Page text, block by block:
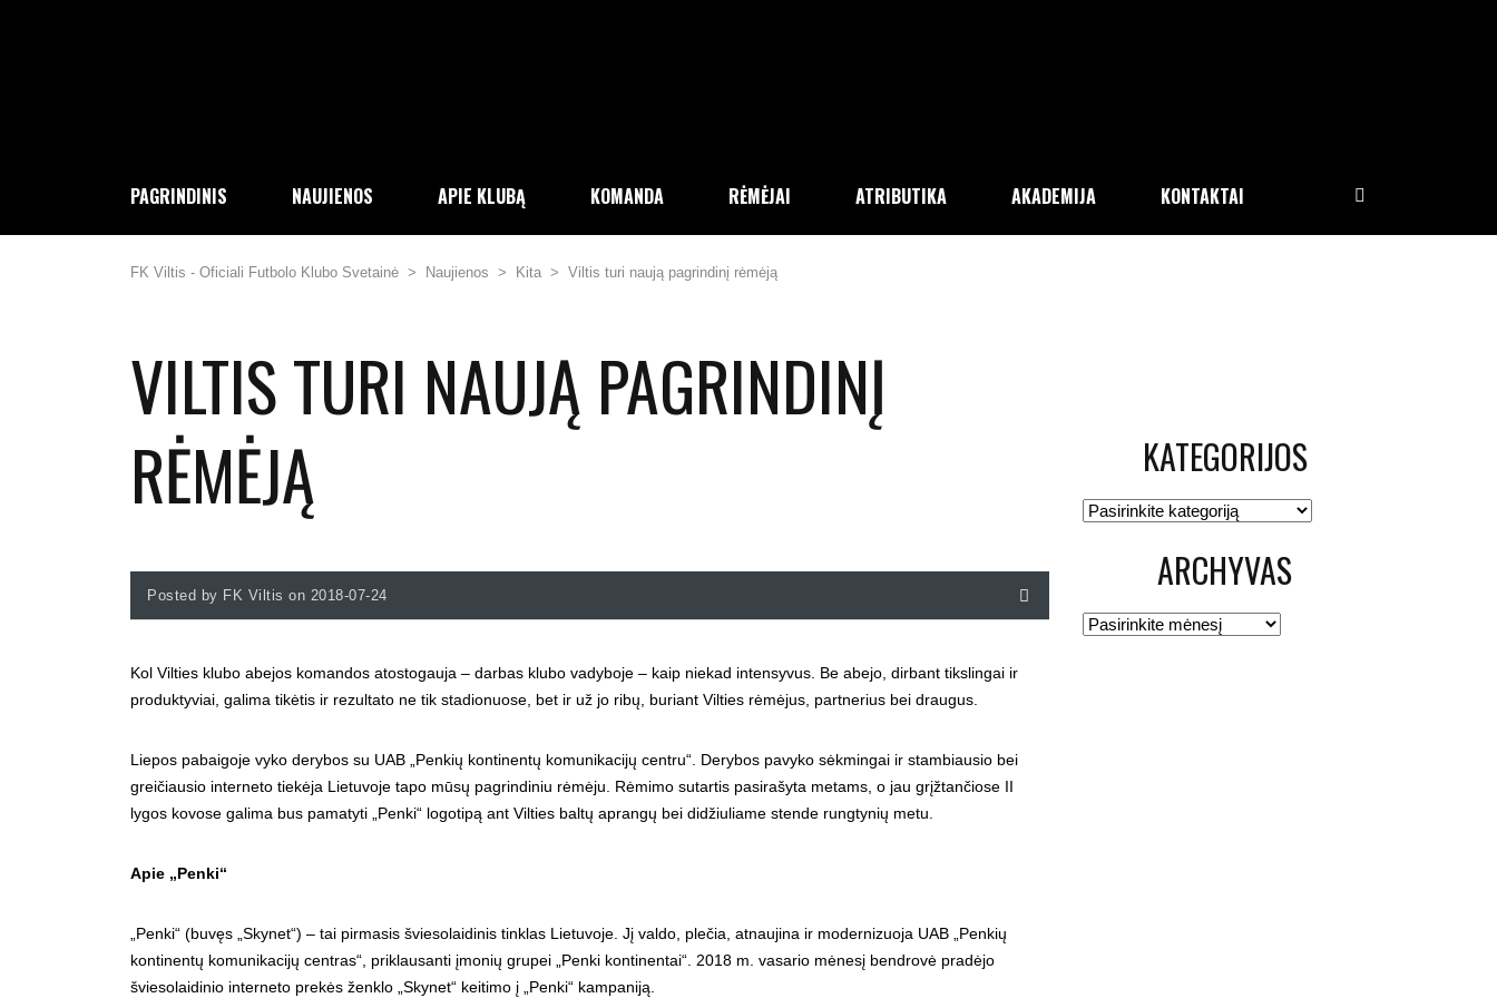
PAGRINDINIS NAUJIENOS APIE KLUBĄ KOMANDA RĖMĖJAI ATRIBUTIKA AKADEMIJA KONTAKTAI
FK Viltis - Oficiali Futbolo Klubo Svetainė > Naujienos > Kita > Viltis turi naują pagrindinį rėmėją
VILTIS TURI NAUJĄ PAGRINDINĮ
RĖMĖJĄ
Posted by FK Viltis on 2018-07-24
Kol Vilties klubo abejos komandos atostogauja – darbas klubo vadyboje – kaip niekad intensyvus. Be abejo, dirbant tikslingai ir
produktyviai, galima tikėtis ir rezultato ne tik stadionuose, bet ir už jo ribų, buriant Vilties rėmėjus, partnerius bei draugus.
Liepos pabaigoje vyko derybos su UAB „Penkių kontinentų komunikacijų centru“. Derybos pavyko sėkmingai ir stambiausio bei
greičiausio interneto tiekėja Lietuvoje tapo mūsų pagrindiniu rėmėju. Rėmimo sutartis pasirašyta metams, o jau grįžtančiose II
lygos kovose galima bus pamatyti „Penki“ logotipą ant Vilties baltų aprangų bei didžiuliame stende rungtynių metu.
Apie „Penki“
„Penki“ (buvęs „Skynet“) – tai pirmasis šviesolaidinis tinklas Lietuvoje. Jį valdo, plečia, atnaujina ir modernizuoja UAB „Penkių
kontinentų komunikacijų centras“, priklausanti įmonių grupei „Penki kontinentai“. 2018 m. vasario mėnesį bendrovė pradėjo
šviesolaidinio interneto prekės ženklo „Skynet“ keitimo į „Penki“ kampaniją.
KATEGORIJOS
Kategorijos
ARCHYVAS
Archyvas